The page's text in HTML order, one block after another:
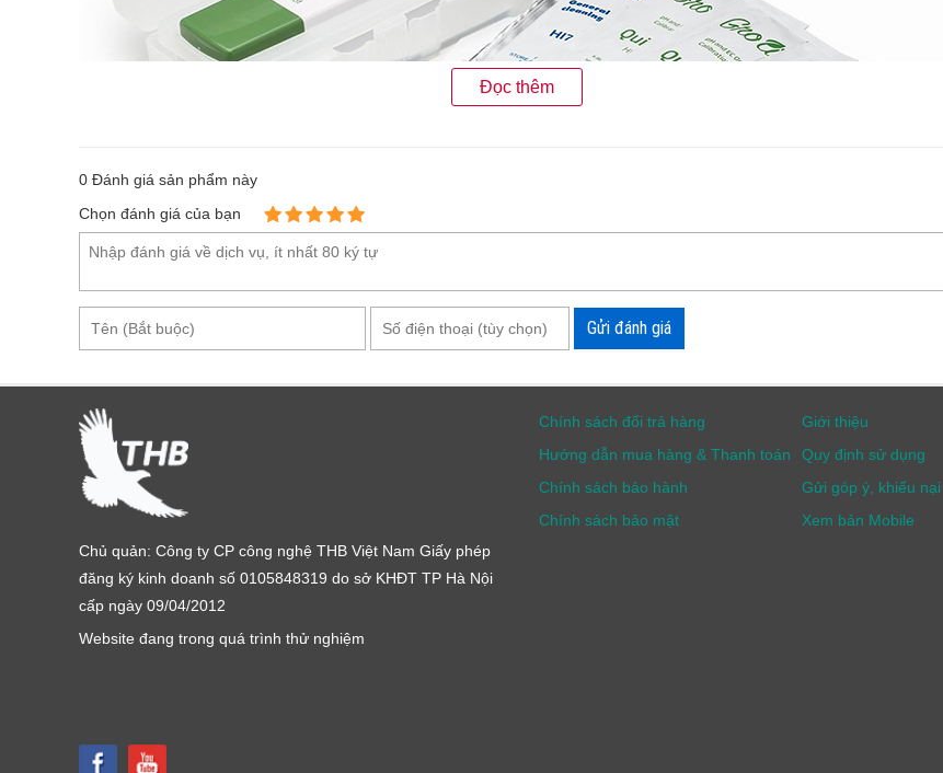
Bút đo pHNhiệt Độ Hanna HI98118
Về thiết kế, Hanna HI98118 thuộc dòngbút đo pH Hannavới hình dáng nhỏ gọn dạng bút, dễ dàng cầm tay và
chống nước và chống va đập tốt. Thêm nữa, máy có giao diện cực kỳ đơn giản với màn hình LCD khá nhỏ và 2
nút bấm chức năng ON/OFF, CAL cho phép người dùng thao tác sử dụng và theo dõi kết quả đo nhanh chóng.
Thông số kỹ thuật của bút đo pH Hanna HI98118:
Thang đo:
: ±0.1 pH; ±0.5°C / ±1.0°F
Hiệu chuẩn: tự động, một hoặc hai điểm (pH 4.01, 7.01 và 10.01)
Hiệu chuẩn nhanh
: 1 điểm với dung dịch chuẩn nhanh HI50036
Kích thước
Đọc thêm
0 Đánh giá sản phẩm này
Chọn đánh giá của bạn
Gửi đánh giá
Chủ quản: Công ty CP công nghệ THB Việt Nam Giấy phép
đăng ký kinh doanh số 0105848319 do sở KHĐT TP Hà Nội
cấp ngày 09/04/2012
Website đang trong quá trình thử nghiệm
Chính sách đổi trả hàng
Hướng dẫn mua hàng & Thanh toán
Chính sách bảo hành
Chính sách bảo mật
Giới thiệu
Quy định sử dụng
Gửi góp ý, khiếu nại
Xem bản Mobile